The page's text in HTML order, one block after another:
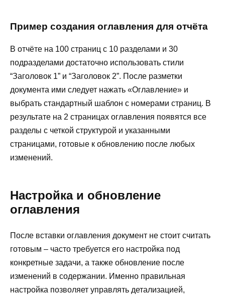
Пример создания оглавления для отчёта
В отчёте на 100 страниц с 10 разделами и 30
подразделами достаточно использовать стили
“Заголовок 1” и “Заголовок 2”. После разметки
документа ими следует нажать «Оглавление» и
выбрать стандартный шаблон с номерами страниц. В
результате на 2 страницах оглавления появятся все
разделы с четкой структурой и указанными
страницами, готовые к обновлению после любых
изменений.
Настройка и обновление
оглавления
После вставки оглавления документ не стоит считать
готовым – часто требуется его настройка под
конкретные задачи, а также обновление после
изменений в содержании. Именно правильная
настройка позволяет управлять детализацией,